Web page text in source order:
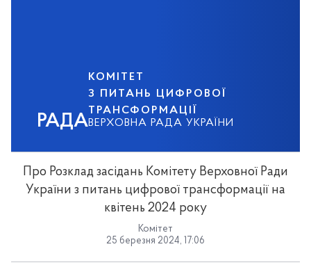
РАДА
КОМІТЕТ
З ПИТАНЬ ЦИФРОВОЇ
ТРАНСФОРМАЦІЇ
ВЕРХОВНА РАДА УКРАЇНИ
Про Розклад засідань Комітету Верховної Ради
України з питань цифрової трансформації на
квітень 2024 року
Комітет
25 березня 2024, 17:06